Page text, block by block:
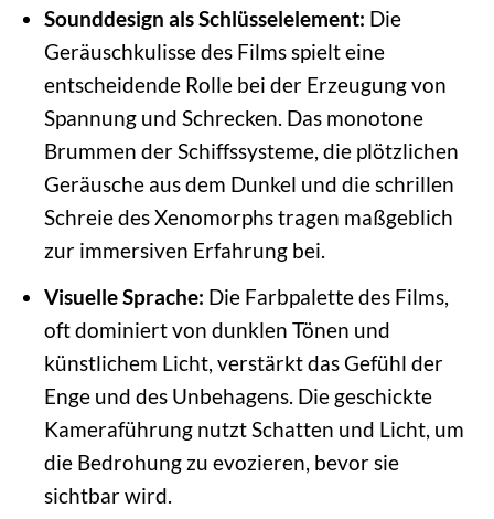
Sounddesign als Schlüsselelement: Die
Geräuschkulisse des Films spielt eine
entscheidende Rolle bei der Erzeugung von
Spannung und Schrecken. Das monotone
Brummen der Schiffssysteme, die plötzlichen
Geräusche aus dem Dunkel und die schrillen
Schreie des Xenomorphs tragen maßgeblich
zur immersiven Erfahrung bei.
Visuelle Sprache: Die Farbpalette des Films,
oft dominiert von dunklen Tönen und
künstlichem Licht, verstärkt das Gefühl der
Enge und des Unbehagens. Die geschickte
Kameraführung nutzt Schatten und Licht, um
die Bedrohung zu evozieren, bevor sie
sichtbar wird.